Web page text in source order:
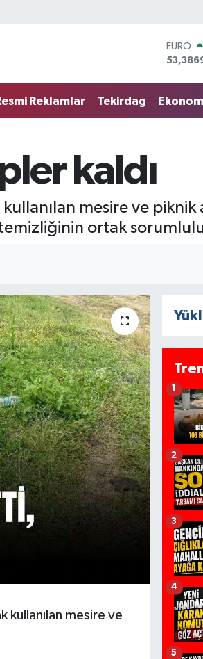
STERLİN
Reklamlar Tekirdağ
kaldı
mesire ve piknik
ortak
kullanılan mesire ve
2
3
4
5